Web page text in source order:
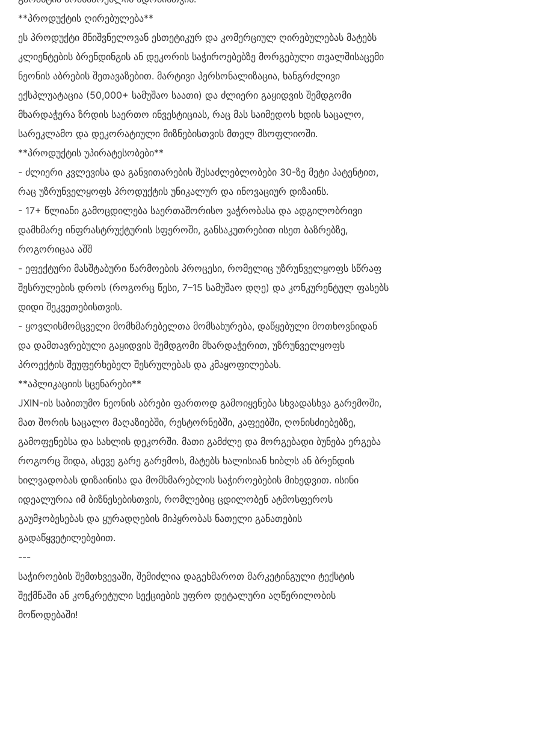
**პროდუქტის ღირებულება**
ეს პროდუქტი მნიშვნელოვან ესთეტიკურ და კომერციულ ღირებულებას მატებს
კლიენტების ბრენდინგის ან დეკორის საჭიროებებზე მორგებული თვალშისაცემი
ნეონის აბრების შეთავაზებით. მარტივი პერსონალიზაცია, ხანგრძლივი
ექსპლუატაცია (50,000+ სამუშაო საათი) და ძლიერი გაყიდვის შემდგომი
მხარდაჭერა ზრდის საერთო ინვესტიციას, რაც მას საიმედოს ხდის საცალო,
სარეკლამო და დეკორატიული მიზნებისთვის მთელ მსოფლიოში.
**პროდუქტის უპირატესობები**
- ძლიერი კვლევისა და განვითარების შესაძლებლობები 30-ზე მეტი პატენტით,
რაც უზრუნველყოფს პროდუქტის უნიკალურ და ინოვაციურ დიზაინს.
- 17+ წლიანი გამოცდილება საერთაშორისო ვაჭრობასა და ადგილობრივი
დამხმარე ინფრასტრუქტურის სფეროში, განსაკუთრებით ისეთ ბაზრებზე,
როგორიცაა აშშ
- ეფექტური მასშტაბური წარმოების პროცესი, რომელიც უზრუნველყოფს სწრაფ
შესრულების დროს (როგორც წესი, 7–15 სამუშაო დღე) და კონკურენტულ ფასებს
დიდი შეკვეთებისთვის.
- ყოვლისმომცველი მომხმარებელთა მომსახურება, დაწყებული მოთხოვნიდან
და დამთავრებული გაყიდვის შემდგომი მხარდაჭერით, უზრუნველყოფს
პროექტის შეუფერხებელ შესრულებას და კმაყოფილებას.
**აპლიკაციის სცენარები**
JXIN-ის საბითუმო ნეონის აბრები ფართოდ გამოიყენება სხვადასხვა გარემოში,
მათ შორის საცალო მაღაზიებში, რესტორნებში, კაფეებში, ღონისძიებებზე,
გამოფენებსა და სახლის დეკორში. მათი გამძლე და მორგებადი ბუნება ერგება
როგორც შიდა, ასევე გარე გარემოს, მატებს ხალისიან ხიბლს ან ბრენდის
ხილვადობას დიზაინისა და მომხმარებლის საჭიროებების მიხედვით. ისინი
იდეალურია იმ ბიზნესებისთვის, რომლებიც ცდილობენ ატმოსფეროს
გაუმჯობესებას და ყურადღების მიპყრობას ნათელი განათების
გადაწყვეტილებებით.
---
საჭიროების შემთხვევაში, შემიძლია დაგეხმაროთ მარკეტინგული ტექსტის
შექმნაში ან კონკრეტული სექციების უფრო დეტალური აღწერილობის
მოწოდებაში!